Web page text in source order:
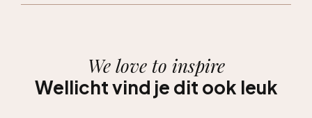
We love to inspire
Wellicht vind je dit ook leuk